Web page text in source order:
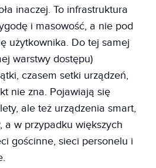
inaczej. To infrastruktura
i masowość, a nie pod
użytkownika. Do tej samej
warstwy dostępu)
czasem setki urządzeń,
nie zna. Pojawiają się
ale też urządzenia smart,
a w przypadku większych
gościnne, sieci personelu i